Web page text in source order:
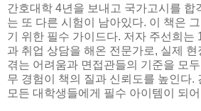
간호대학 4년을 보내고 국가고시를 합
는 또 다른 시험이 남아있다. 이 책은
기 위한 필수 가이드다. 저자 주선희는
과 취업 상담을 해온 전문가로, 실제 현
겪는 어려움과 면접관들의 기준을 모
무 경험이 책의 질과 신뢰도를 높인다.
모든 대학생들에게 필수 아이템이 되